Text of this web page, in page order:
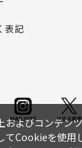
表記
およびコンテン
Cookieを使用